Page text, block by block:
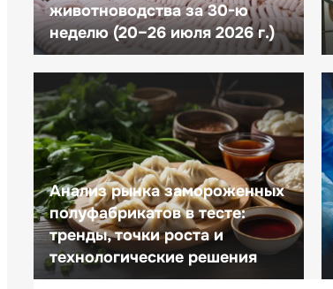
животноводства за 30-ю
неделю (20–26 июля 2026 г.)
Анализ рынка замороженных
полуфабрикатов в тесте:
тренды, точки роста и
технологические решения